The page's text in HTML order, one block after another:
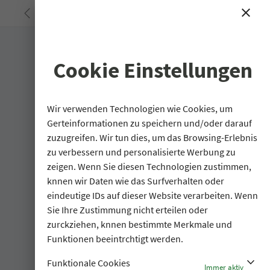
< close
Cookie Einstellungen
Wir verwenden Technologien wie Cookies, um
Gerteinformationen zu speichern und/oder darauf
zuzugreifen. Wir tun dies, um das Browsing-Erlebnis
zu verbessern und personalisierte Werbung zu
zeigen. Wenn Sie diesen Technologien zustimmen,
knnen wir Daten wie das Surfverhalten oder
eindeutige IDs auf dieser Website verarbeiten. Wenn
Sie Ihre Zustimmung nicht erteilen oder
zurckziehen, knnen bestimmte Merkmale und
Funktionen beeintrchtigt werden.
Funktionale Cookies
Immer aktiv stat_minus_1